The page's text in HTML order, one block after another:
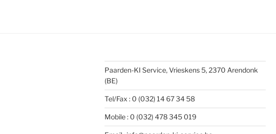
Paarden-KI Service, Vrieskens 5, 2370 Arendonk
(BE)
Tel/Fax : 0 (032) 14 67 34 58
Mobile : 0 (032) 478 345 019